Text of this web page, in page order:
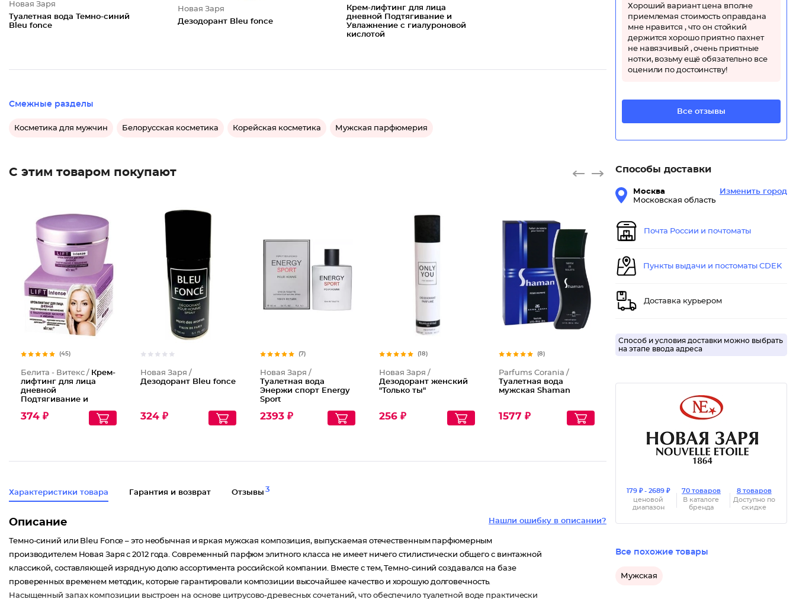
Новая Заря
Туалетная вода Темно-синий
Bleu fonce
Новая Заря
Дезодорант Bleu fonce
Крем-лифтинг для лица
дневной Подтягивание и
Увлажнение с гиалуроновой
кислотой
Смежные разделы
Косметика для мужчин Белорусская косметика Корейская косметика Мужская парфюмерия
С этим товаром покупают
(45)
Белита - Витекс / Крем-
лифтинг для лица
дневной
Подтягивание и
гиалуроновой
374 ₽
Новая Заря /
Дезодорант Bleu fonce
324 ₽
(7)
Новая Заря /
Туалетная вода
Энержи спорт Energy
Sport
2393 ₽
(18)
Новая Заря /
Дезодорант женский
"Только ты"
256 ₽
(8)
Parfums Corania /
Туалетная вода
мужская Shaman
1577 ₽
Характеристики товара Гарантия и возврат Отзывы 3
Нашли ошибку в описании?
Описание
Темно-синий или Bleu Fonce – это необычная и яркая мужская композиция, выпускаемая отечественным парфюмерным
производителем Новая Заря с 2012 года. Современный парфюм элитного класса не имеет ничего стилистически общего с винтажной
классикой, составляющей изрядную долю ассортимента российской компании. Вместе с тем, Темно-синий создавался на базе
проверенных временем методик, которые гарантировали композиции высочайшее качество и хорошую долговечность.
Насыщенный запах композиции выстроен на основе цитрусово-древесных сочетаний, что обеспечило туалетной воде практически
Хороший вариант цена вполне
приемлемая стоимость оправдана
мне нравится , что он стойкий
держится хорошо приятно пахнет
не навязчивый , очень приятные
нотки, возьму ещё обязательно все
оценили по достоинству!
Все отзывы
Способы доставки
Москва
Московская область
Изменить город
Почта России и почтоматы
Пункты выдачи и постоматы CDEK
Доставка курьером
Способ и условия доставки можно выбрать
на этапе ввода адреса
179 ₽ - 2689 ₽
ценовой
диапазон
70 товаров
В каталоге
бренда
8 товаров
Доступно по
скидке
Все похожие товары
Мужская